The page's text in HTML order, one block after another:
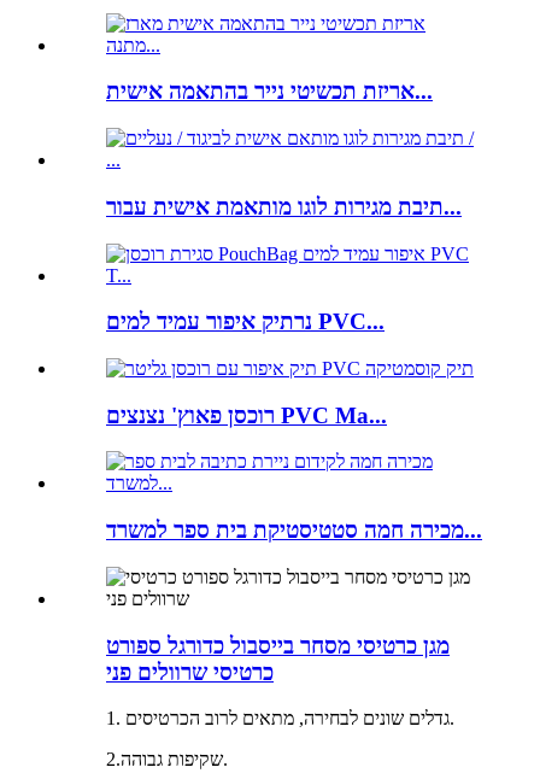
אריזת תכשיטי נייר בהתאמה אישית...
תיבת מגירות לוגו מותאמת אישית עבור...
נרתיק איפור עמיד למים PVC...
רוכסן פאוץ' נצנצים PVC Ma...
מכירה חמה סטטיסטיקת בית ספר למשרד...
מגן כרטיסי מסחר בייסבול כדורגל ספורט
כרטיסי שרוולים פני
1. גדלים שונים לבחירה, מתאים לרוב הכרטיסים.
2.שקיפות גבוהה.